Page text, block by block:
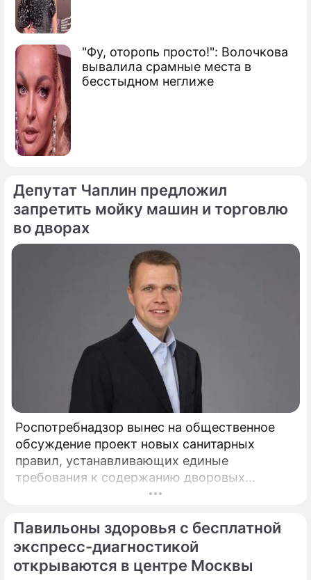
"Фу, оторопь просто!": Волочкова
вывалила срамные места в
бесстыдном неглиже
Депутат Чаплин предложил
запретить мойку машин и торговлю
во дворах
Роспотребнадзор вынес на общественное
обсуждение проект новых санитарных
правил, устанавливающих единые
требования к содержанию дворовых
либо отсутствовали, либо трактовались по-
разному, пояснил депутат Госдумы,
председатель Союза дачников
Павильоны здоровья с бесплатной
экспресс-диагностикой
открываются в центре Москвы